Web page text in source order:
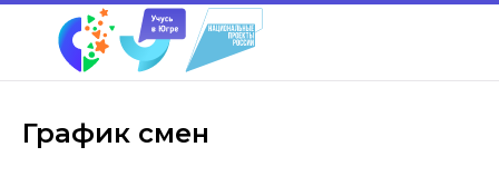
График смен